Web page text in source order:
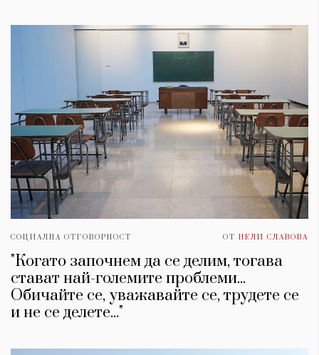
СОЦИАЛНА ОТГОВОРНОСТ ОТ НЕЛИ СЛАВОВА
"Когато започнем да се делим, тогава
стават най-големите проблеми...
Обичайте се, уважавайте се, трудете се
и не се делете..."